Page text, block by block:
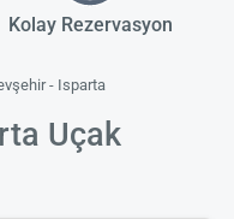
Kolay Rezervasyon
- Isparta
Uçak